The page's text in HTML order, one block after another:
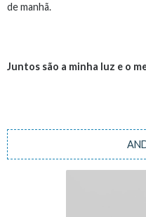
de manhã.
Juntos são a minha luz e o